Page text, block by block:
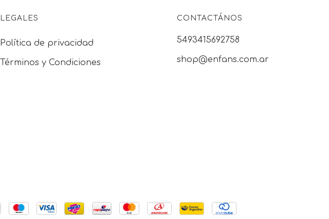
LEGALES
Política de privacidad
Términos y Condiciones
CONTACTÁNOS
5493415692758
shop@enfans.com.ar